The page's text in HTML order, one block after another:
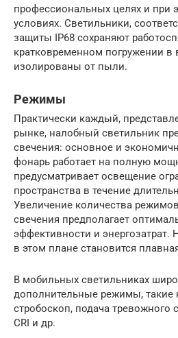
профессиональных целях и при
условиях. Светильники,
защиты IP68 сохраняют
кратковременном погружении в
изолированы от пыли.
Режимы
Практически каждый,
рынке, налобный светильник
свечения: основное и
фонарь работает на полную
предусматривает освещение
пространства в течение
Увеличение количества
свечения предполагает
эффективности и
в этом плане становится
В мобильных светильниках
дополнительные режимы, такие
стробоскоп, подача тревожного
CRI и др.